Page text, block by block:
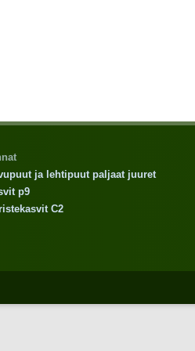
ja lehtipuut paljaat juuret
p9
C2